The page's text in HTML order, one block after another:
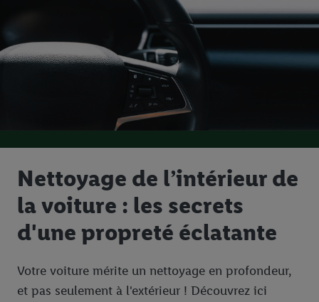
Nettoyage de l’intérieur de
la voiture : les secrets
d'une propreté éclatante
Votre voiture mérite un nettoyage en profondeur,
et pas seulement à l'extérieur ! Découvrez ici